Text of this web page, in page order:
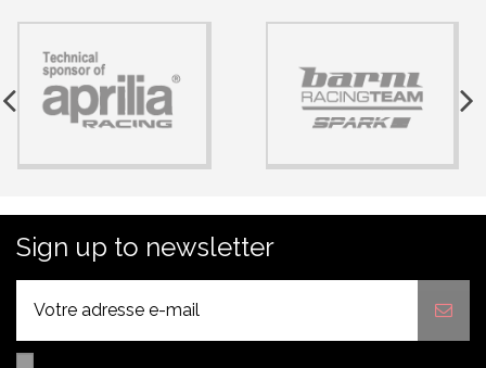
Sign up to newsletter